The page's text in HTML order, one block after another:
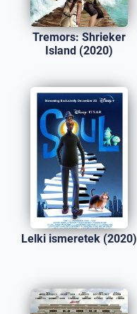
Tremors: Shrieker
Island (2020)
Lelki ismeretek (2020)